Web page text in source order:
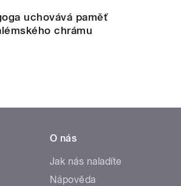
uchovává paměť
chrámu
O nás
Jak nás naladíte
Nápověda